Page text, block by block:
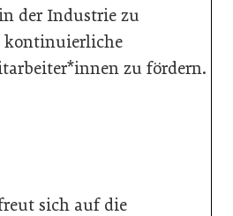
der Industrie zu
kontinuierliche
zu fördern.
sich auf die